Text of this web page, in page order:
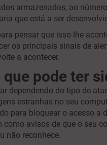
armazenados, ao
que está a ser
pensar que isso lhe
os principais sinais de
a acontecer.
que pode ter
dependendo do tipo de
estranhas no seu
para bloquear o acesso a
como avisos de que o seu
não reconhece.